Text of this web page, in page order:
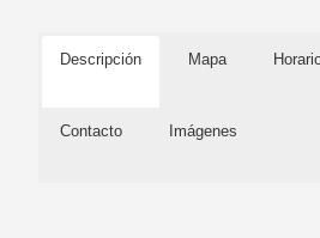
Descripción Mapa
Contacto Imágenes